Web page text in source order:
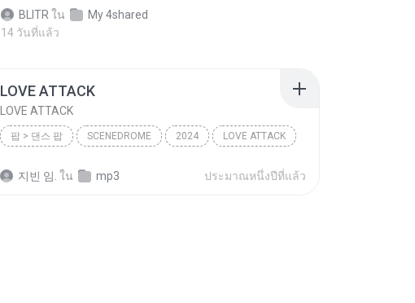
BLITR ใน
My 4shared
14 วันที่แล้ว
LOVE ATTACK
LOVE ATTACK
팝 > 댄스 팝 SCENEDROME 2024 LOVE ATTACK
지빈 임. ใน mp3 ประมาณหนึ่งปีที่แล้ว